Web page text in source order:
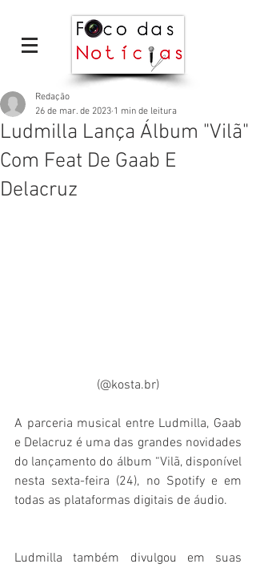
Ludmilla Lança Álbum "Vilã"
Com Feat De Gaab E
Delacruz
Redação
26 de mar. de 2023 1 min de leitura
(@kosta.br)
A parceria musical entre Ludmilla, Gaab
e Delacruz é uma das grandes novidades
do lançamento do álbum “Vilã, disponível
nesta sexta-feira (24), no Spotify e em
todas as plataformas digitais de áudio.
Ludmilla também divulgou em suas